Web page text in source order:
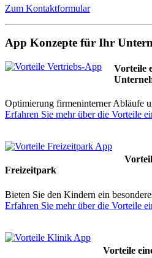
Zum Kontaktformular
App Konzepte für Ihr
Vorteile
Optimierung firmeninterner Abläufe
Erfahren Sie mehr über die Vorteile
Freizeitpark
Bieten Sie den Kindern ein
Erfahren Sie mehr über die Vorteile
Vorteile